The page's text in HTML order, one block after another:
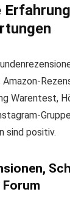
Amazon-
Warentest,
sind positiv.